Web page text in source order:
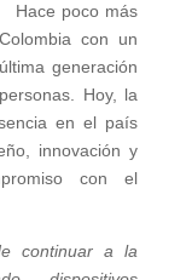
Hace poco más
con un
generación
Hoy, la
en el país
innovación y
con el
continuar a la